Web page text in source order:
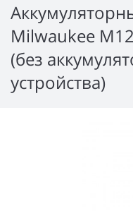
Milwaukee
(без
устройства)